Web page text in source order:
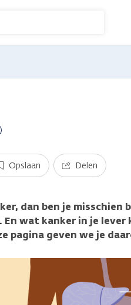
Opslaan Delen
dan ben je misschien
wat kanker in je lever
pagina geven we je